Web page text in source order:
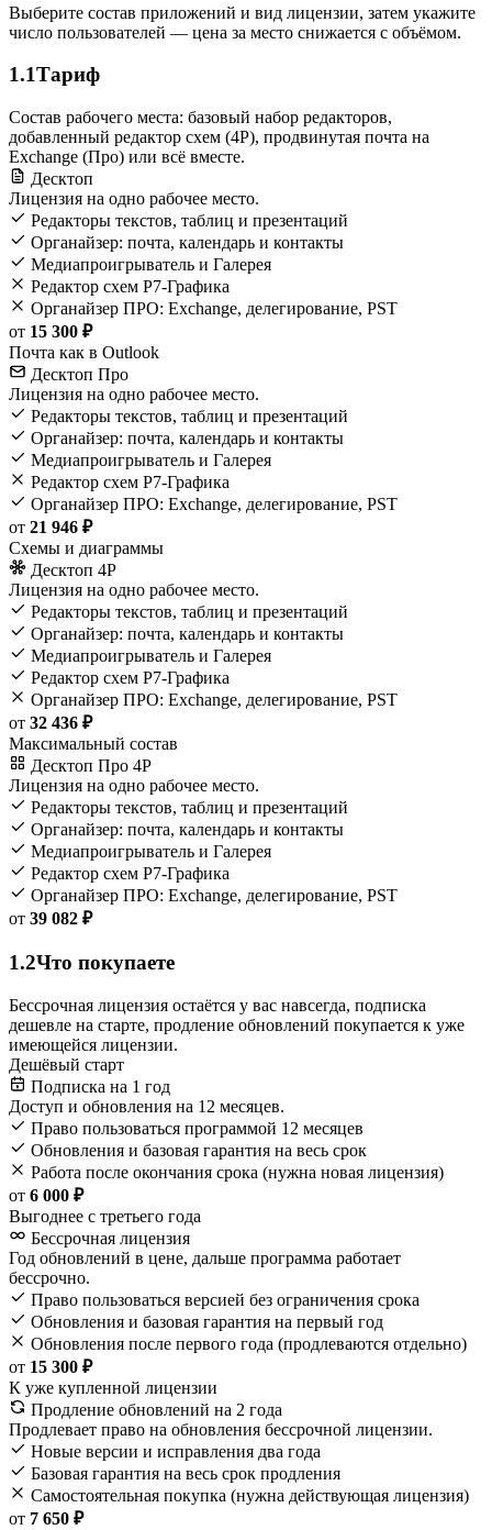
Выберите состав приложений и вид лицензии, затем укажите
число пользователей — цена за место снижается с объёмом.
1.1Тариф
Состав рабочего места: базовый набор редакторов,
добавленный редактор схем (4Р), продвинутая почта на
Exchange (Про) или всё вместе.
Десктоп
Лицензия на одно рабочее место.
Редакторы текстов, таблиц и презентаций
Органайзер: почта, календарь и контакты
Медиапроигрыватель и Галерея
Редактор схем Р7-Графика
Органайзер ПРО: Exchange, делегирование, PST
от 15 300 ₽
Почта как в Outlook
Десктоп Про
Лицензия на одно рабочее место.
Редакторы текстов, таблиц и презентаций
Органайзер: почта, календарь и контакты
Медиапроигрыватель и Галерея
Редактор схем Р7-Графика
Органайзер ПРО: Exchange, делегирование, PST
от 21 946 ₽
Схемы и диаграммы
Десктоп 4Р
Лицензия на одно рабочее место.
Редакторы текстов, таблиц и презентаций
Органайзер: почта, календарь и контакты
Медиапроигрыватель и Галерея
Редактор схем Р7-Графика
Органайзер ПРО: Exchange, делегирование, PST
от 32 436 ₽
Максимальный состав
Десктоп Про 4Р
Лицензия на одно рабочее место.
Редакторы текстов, таблиц и презентаций
Органайзер: почта, календарь и контакты
Медиапроигрыватель и Галерея
Редактор схем Р7-Графика
Органайзер ПРО: Exchange, делегирование, PST
от 39 082 ₽
1.2Что покупаете
Бессрочная лицензия остаётся у вас навсегда, подписка
дешевле на старте, продление обновлений покупается к уже
имеющейся лицензии.
Дешёвый старт
Подписка на 1 год
Доступ и обновления на 12 месяцев.
Право пользоваться программой 12 месяцев
Обновления и базовая гарантия на весь срок
Работа после окончания срока (нужна новая лицензия)
от 6 000 ₽
Выгоднее с третьего года
Бессрочная лицензия
Год обновлений в цене, дальше программа работает
бессрочно.
Право пользоваться версией без ограничения срока
Обновления и базовая гарантия на первый год
Обновления после первого года (продлеваются отдельно)
от 15 300 ₽
К уже купленной лицензии
Продление обновлений на 2 года
Продлевает право на обновления бессрочной лицензии.
Новые версии и исправления два года
Базовая гарантия на весь срок продления
Самостоятельная покупка (нужна действующая лицензия)
от 7 650 ₽